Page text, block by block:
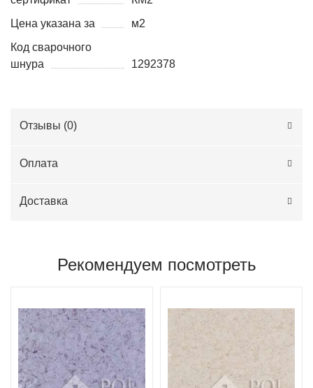
Цена указана за
м2
Код сварочного
шнура
1292378
Отзывы (0)
Оплата
Доставка
Рекомендуем посмотреть